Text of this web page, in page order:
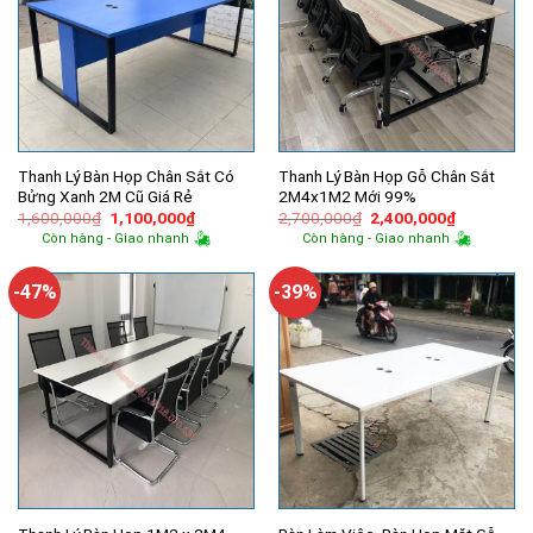
Thanh Lý Bàn Họp Chân Sắt Có
Bửng Xanh 2M Cũ Giá Rẻ
1,600,000₫ Giá
gốc
là:
1,100,000₫Giá
hiện
tại
1,100,000₫.
Còn hàng - Giao nhanh
Thanh Lý Bàn Họp Gỗ Chân Sắt
2M4x1M2 Mới 99%
2,700,000₫ Giá
gốc
là:
2,400,000₫Giá
hiện
tại
Còn hàng - Giao nhanh
-47% -39%